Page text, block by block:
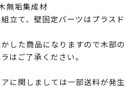
無垢集成材
立て、壁固定パーツはプラスド
した商品になりますので木部の
はご了承ください。
に関しましては一部送料が発生